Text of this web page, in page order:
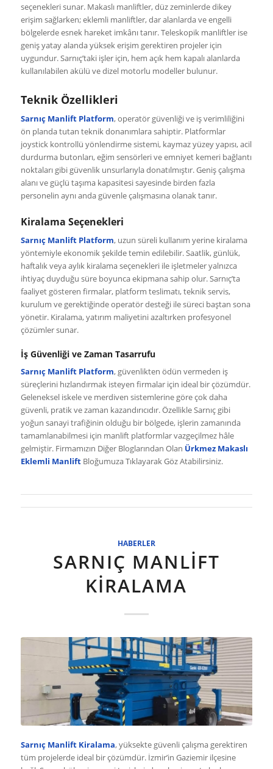
seçenekleri sunar. Makaslı manliftler, düz zeminlerde dikey
erişim sağlarken; eklemli manliftler, dar alanlarda ve engelli
bölgelerde esnek hareket imkânı tanır. Teleskopik manliftler ise
geniş yatay alanda yüksek erişim gerektiren projeler için
uygundur. Sarnıç’taki işler için, hem açık hem kapalı alanlarda
kullanılabilen akülü ve dizel motorlu modeller bulunur.
Teknik Özellikleri
Sarnıç Manlift Platform, operatör güvenliği ve iş verimliliğini
ön planda tutan teknik donanımlara sahiptir. Platformlar
joystick kontrollü yönlendirme sistemi, kaymaz yüzey yapısı, acil
durdurma butonları, eğim sensörleri ve emniyet kemeri bağlantı
noktaları gibi güvenlik unsurlarıyla donatılmıştır. Geniş çalışma
alanı ve güçlü taşıma kapasitesi sayesinde birden fazla
personelin aynı anda güvenle çalışmasına olanak tanır.
Kiralama Seçenekleri
Sarnıç Manlift Platform, uzun süreli kullanım yerine kiralama
yöntemiyle ekonomik şekilde temin edilebilir. Saatlik, günlük,
haftalık veya aylık kiralama seçenekleri ile işletmeler yalnızca
ihtiyaç duyduğu süre boyunca ekipmana sahip olur. Sarnıç’ta
faaliyet gösteren firmalar, platform teslimatı, teknik servis,
kurulum ve gerektiğinde operatör desteği ile süreci baştan sona
yönetir. Kiralama, yatırım maliyetini azaltırken profesyonel
çözümler sunar.
İş Güvenliği ve Zaman Tasarrufu
Sarnıç Manlift Platform, güvenlikten ödün vermeden iş
süreçlerini hızlandırmak isteyen firmalar için ideal bir çözümdür.
Geleneksel iskele ve merdiven sistemlerine göre çok daha
güvenli, pratik ve zaman kazandırıcıdır. Özellikle Sarnıç gibi
yoğun sanayi trafiğinin olduğu bir bölgede, işlerin zamanında
tamamlanabilmesi için manlift platformlar vazgeçilmez hâle
gelmiştir. Firmamızın Diğer Bloglarından Olan Ürkmez Makaslı
Eklemli Manlift Bloğumuza Tıklayarak Göz Atabilirsiniz.
HABERLER
SARNIÇ MANLIFT
KIRALAMA
Sarnıç Manlift Kiralama, yüksekte güvenli çalışma gerektiren
tüm projelerde ideal bir çözümdür. İzmir’in Gaziemir ilçesine